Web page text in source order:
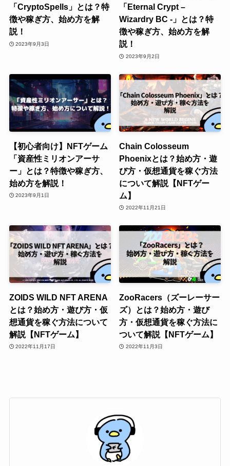
「CryptoSpells」とは？特
徴や稼ぎ方、始め方を解
説！
2023年9月3日
「Eternal Crypt –
Wizardry BC -」とは？特
徴や稼ぎ方、始め方を解
説！
2023年9月2日
【初心者向け】NFTゲーム
「資産性ミリオンアーサ
ー」とは？特徴や稼ぎ方、
始め方を解説！
2023年9月1日
Chain Colosseum
Phoenixとは？始め方・遊
び方・仮想通貨を稼ぐ方法
について解説【NFTゲー
ム】
2022年11月21日
ZOIDS WILD NFT ARENA
とは？始め方・遊び方・仮
想通貨を稼ぐ方法について
解説【NFTゲーム】
2022年11月17日
ZooRacers（ズーレーサー
ズ）とは？始め方・遊び
方・仮想通貨を稼ぐ方法に
ついて解説【NFTゲーム】
2022年11月3日